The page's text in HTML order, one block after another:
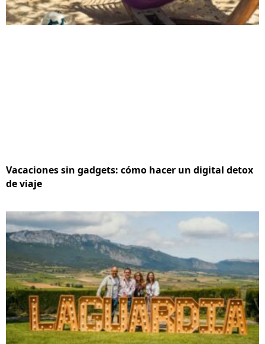
Vacaciones sin gadgets: cómo hacer un digital detox
de viaje